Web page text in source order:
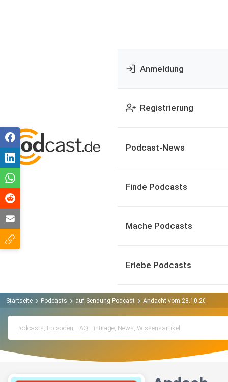
Anmeldung
Registrierung
Podcast-News
Finde Podcasts
Mache Podcasts
Erlebe Podcasts
Startseite Podcasts auf Sendung Podcast Andacht vom 28.10.2025